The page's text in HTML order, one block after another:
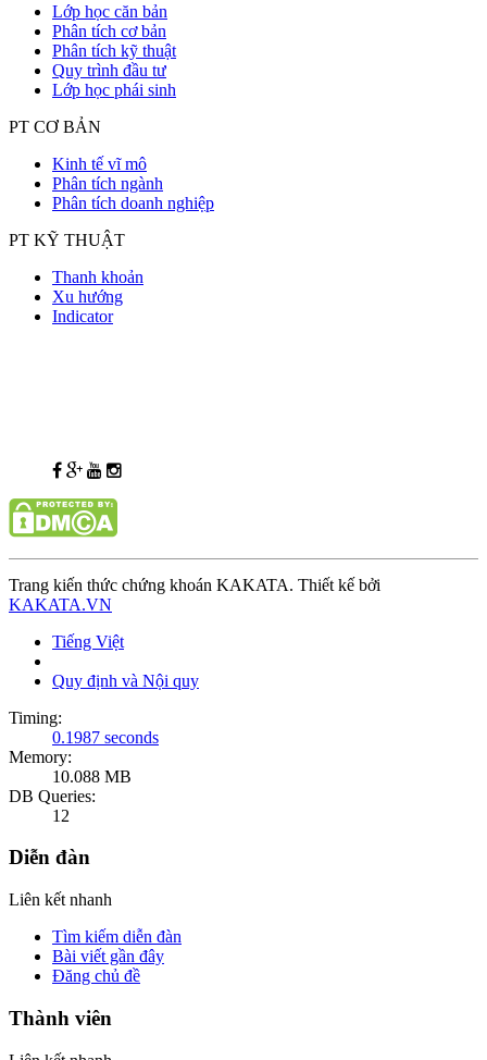
Lớp học căn bản
Phân tích cơ bản
Phân tích kỹ thuật
Quy trình đầu tư
Lớp học phái sinh
PT CƠ BẢN
Kinh tế vĩ mô
Phân tích ngành
Phân tích doanh nghiệp
PT KỸ THUẬT
Thanh khoản
Xu hướng
Indicator
Trang kiến thức chứng khoán KAKATA. Thiết kế bởi
KAKATA.VN
Tiếng Việt
Quy định và Nội quy
Timing:
0.1987 seconds
Memory:
10.088 MB
DB Queries:
12
Diễn đàn
Liên kết nhanh
Tìm kiếm diễn đàn
Bài viết gần đây
Đăng chủ đề
Thành viên